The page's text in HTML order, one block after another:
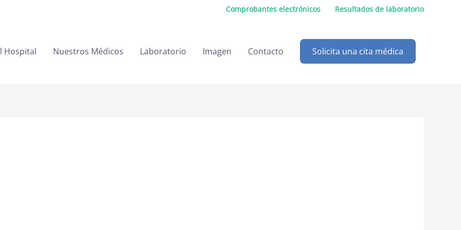
Comprobantes electrónicos Resultados de laboratorio
Hospital Nuestros Médicos Laboratorio Imagen Contacto Solicita una cita médica